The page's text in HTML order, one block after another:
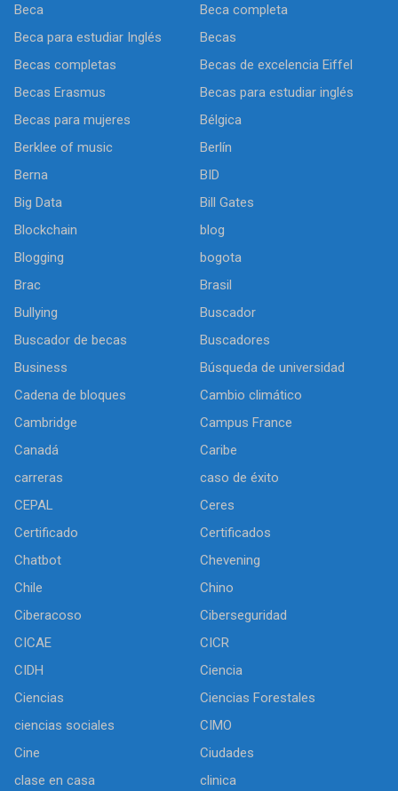
Beca
Beca completa
Beca para estudiar Inglés
Becas
Becas completas
Becas de excelencia Eiffel
Becas Erasmus
Becas para estudiar inglés
Becas para mujeres
Bélgica
Berklee of music
Berlín
Berna
BID
Big Data
Bill Gates
Blockchain
blog
Blogging
bogota
Brac
Brasil
Bullying
Buscador
Buscador de becas
Buscadores
Business
Búsqueda de universidad
Cadena de bloques
Cambio climático
Cambridge
Campus France
Canadá
Caribe
carreras
caso de éxito
CEPAL
Ceres
Certificado
Certificados
Chatbot
Chevening
Chile
Chino
Ciberacoso
Ciberseguridad
CICAE
CICR
CIDH
Ciencia
Ciencias
Ciencias Forestales
ciencias sociales
CIMO
Cine
Ciudades
clase en casa
clinica